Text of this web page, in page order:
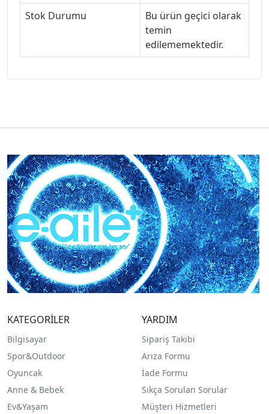
Stok Durumu
Bu ürün geçici olarak
temin
edilememektedir.
KATEGORİLER
Bilgisayar
Spor&Outdoor
Oyuncak
Anne & Bebek
Ev&Yaşam
YARDIM
Sipariş Takibi
Arıza Formu
İade Formu
Sıkça Sorulan Sorular
Müşteri Hizmetleri